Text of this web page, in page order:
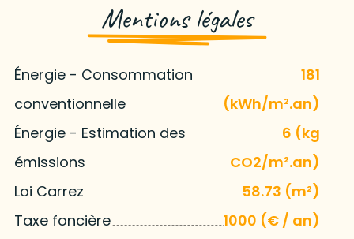
Mentions légales
Énergie - Consommation
conventionnelle
181
(kWh/m².an)
Énergie - Estimation des
émissions
6 (kg
CO2/m².an)
Loi Carrez
58.73 (m²)
Taxe foncière
1000 (€ / an)